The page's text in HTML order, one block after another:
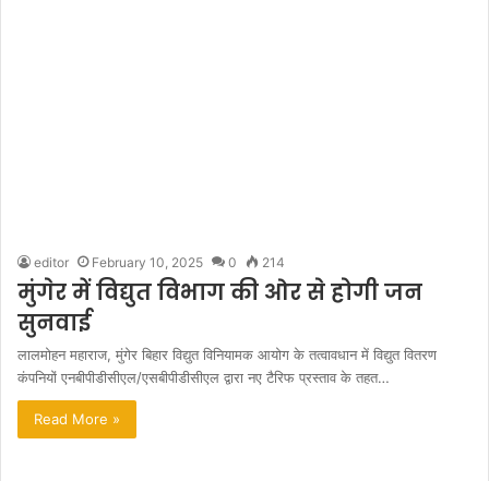
editor February 10, 2025 0 214
मुंगेर में विद्युत विभाग की ओर से होगी जन
सुनवाई
लालमोहन महाराज, मुंगेर बिहार विद्युत विनियामक आयोग के तत्वावधान में विद्युत वितरण
कंपनियों एनबीपीडीसीएल/एसबीपीडीसीएल द्वारा नए टैरिफ प्रस्ताव के तहत…
Read More »